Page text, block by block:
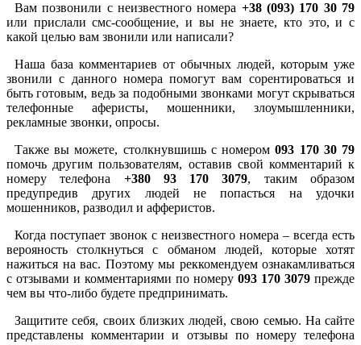
Вам позвонили с неизвестного номера +38 (093) 170 30 79
или прислали смс-сообщение, и вы не знаете, кто это, и с
какой целью вам звонили или написали?
Наша база комментариев от обычных людей, которым уже
звонили с данного номера помогут вам сорентироваться и
быть готовым, ведь за подобными звонками могут скрываться
телефонные аферисты, мошенники, злоумышленники,
рекламные звонки, опросы.
Также вы можете, столкнувшишь с номером093 170 30 79
помочь другим пользователям, оставив свой комментарий к
номеру телефона +380 93 170 3079, таким образом
предупредив других людей не попасться на удочки
мошенников, разводил и афферистов.
Когда поступает звонок с неизвестного номера – всегда есть
верояность столкнуться с обманом людей, которые хотят
нажиться на вас. Поэтому мы реккомендуем ознакамливаться
с отзывами и комментариями по номеру 093 170 3079 прежде
чем вы что-либо будете предпринимать.
Защитите себя, своих близких людей, свою семью. На сайте
представлены комментарии и отзывы по номеру телефона